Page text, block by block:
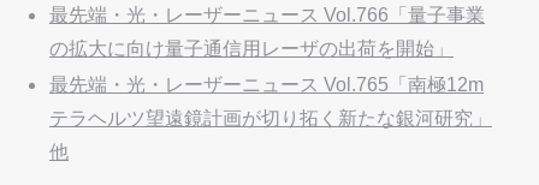
最先端・光・レーザーニュース Vol.766「量子事業
の拡大に向け量子通信用レーザの出荷を開始」
最先端・光・レーザーニュース Vol.765「南極12m
テラヘルツ望遠鏡計画が切り拓く新たな銀河研究」
他